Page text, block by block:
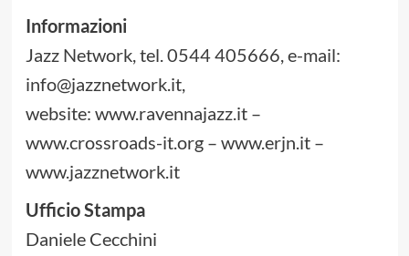
Informazioni
Jazz Network, tel. 0544 405666, e-mail:
info@jazznetwork.it,
website: www.ravennajazz.it –
www.crossroads-it.org – www.erjn.it –
www.jazznetwork.it
Ufficio Stampa
Daniele Cecchini